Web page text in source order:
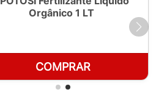
Orgânico 1 LT
COMPRAR